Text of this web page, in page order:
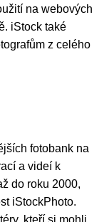
na webových
iStock také
z celého
fotobank na
a videí k
do roku 2000,
iStockPhoto.
kteří si mohli